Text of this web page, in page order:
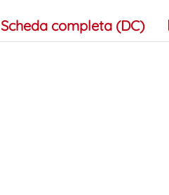
Scheda completa (DC)